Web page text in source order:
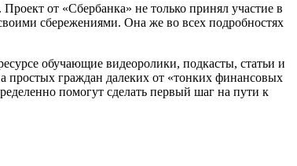
от «Сбербанка» не только принял участие в
сбережениями. Она же во всех подробностях
обучающие видеоролики, подкасты, статьи и
простых граждан далеких от «тонких финансовых
помогут сделать первый шаг на пути к